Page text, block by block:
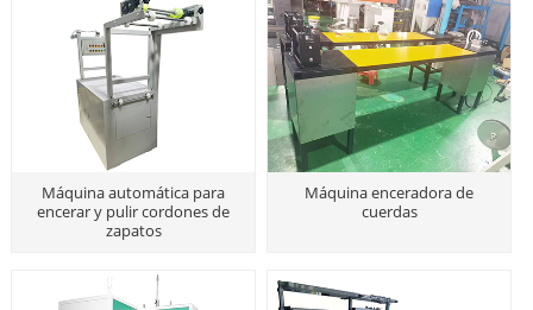
Máquina automática para
encerar y pulir cordones de
zapatos
Máquina enceradora de
cuerdas